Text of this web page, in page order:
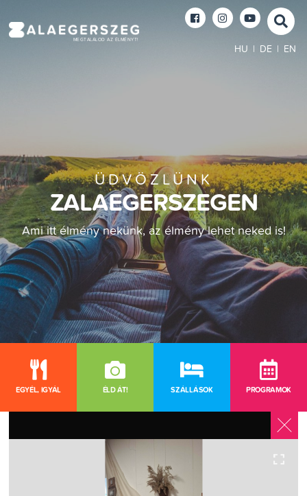
MEGTALÁLOD AZ ÉLMÉNYT!
HU DE EN
ÜDVÖZLÜNK
ZALAEGERSZEGEN
Ami itt élmény nekünk, az élmény lehet neked is!
EGYÉL, IGYÁL ÉLD ÁT! SZÁLLÁSOK PROGRAMOK